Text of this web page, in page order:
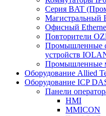
Серия BAT
Магистральный
Офисный
Повторители
Промышленные
устройств
Промышленные
Оборудование Allied
Оборудование ICP
Панели
HMI
MMICON